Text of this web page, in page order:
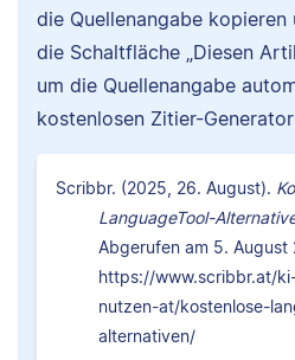
die Quellenangabe
die Schaltfläche „Diesen
um die Quellenangabe
kostenlosen Zitier-
Scribbr. (2025, 26. August).
LanguageTool-
Abgerufen am 5. August
https://www.scribbr.at/
nutzen-at/kostenlose-
alternativen/